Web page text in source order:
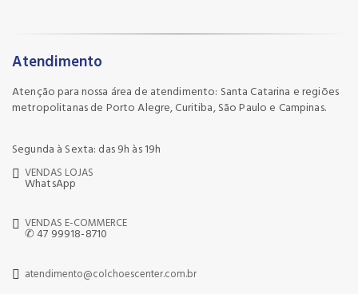
Atendimento
Atenção para nossa área de atendimento: Santa Catarina e regiões
metropolitanas de Porto Alegre, Curitiba, São Paulo e Campinas.
Segunda à Sexta: das 9h às 19h
VENDAS LOJAS
WhatsApp
VENDAS E-COMMERCE
✆ 47 99918-8710
atendimento@colchoescenter.com.br